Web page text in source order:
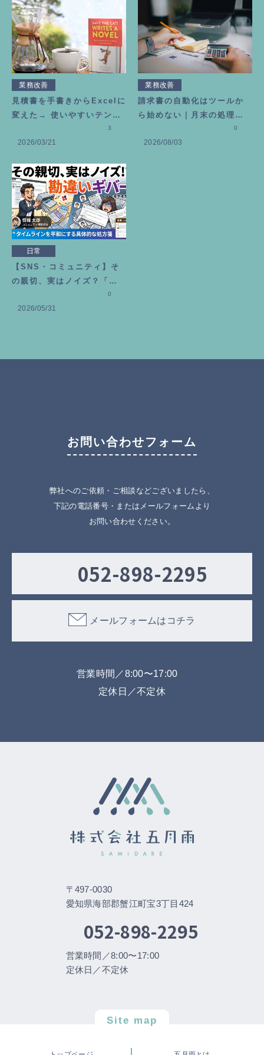
業務改善
見積書を手書きからExcelに
変えた→ 使いやすいテンプ
2026/03/21
3
業務改善
請求書の自動化はツールか
ら始めない｜月末の処理を6
2026/08/03
0
日常
【SNS・コミュニティ】そ
の親切、実はノイズ？「勘
違いギバー」にモヤモヤし
た時の処方箋
2026/05/31
0
お問い合わせフォーム
弊社へのご依頼・ご相談などございましたら、
下記の電話番号・またはメールフォームより
お問い合わせください。
052-898-2295
メールフォームはコチラ
営業時間／8:00〜17:00
定休日／不定休
〒497-0030
愛知県海部郡蟹江町宝3丁目424
052-898-2295
営業時間／8:00〜17:00
定休日／不定休
Site map